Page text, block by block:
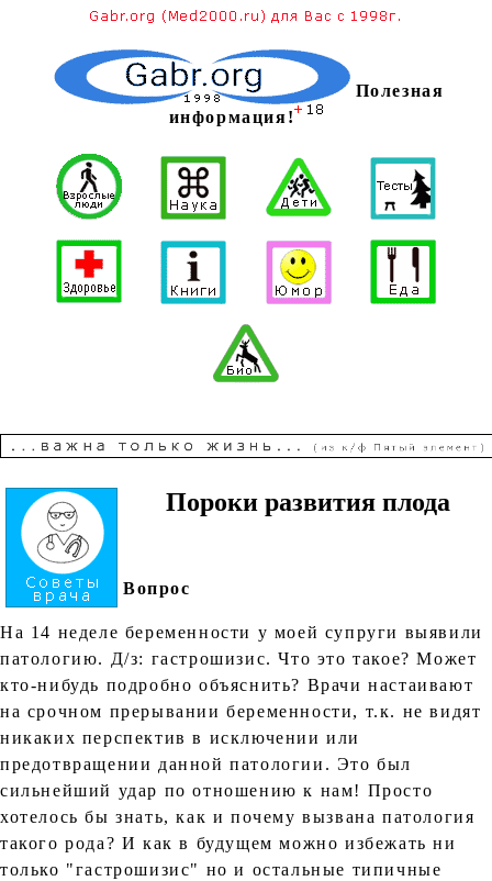
Полезная
информация!
Пороки развития плода
Вопрос
На 14 неделе беременности у моей супруги выявили
патологию. Д/з: гастрошизис. Что это такое? Может
кто-нибудь подробно объяснить? Врачи настаивают
на срочном прерывании беременности, т.к. не видят
никаких перспектив в исключении или
предотвращении данной патологии. Это был
сильнейший удар по отношению к нам! Просто
хотелось бы знать, как и почему вызвана патология
такого рода? И как в будущем можно избежать ни
только "гастрошизис" но и остальные типичные